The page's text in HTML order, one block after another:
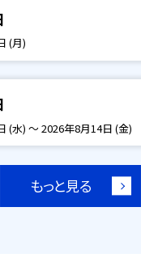
(月)
(水) ～ 2026年8月14日 (金)
もっと見る